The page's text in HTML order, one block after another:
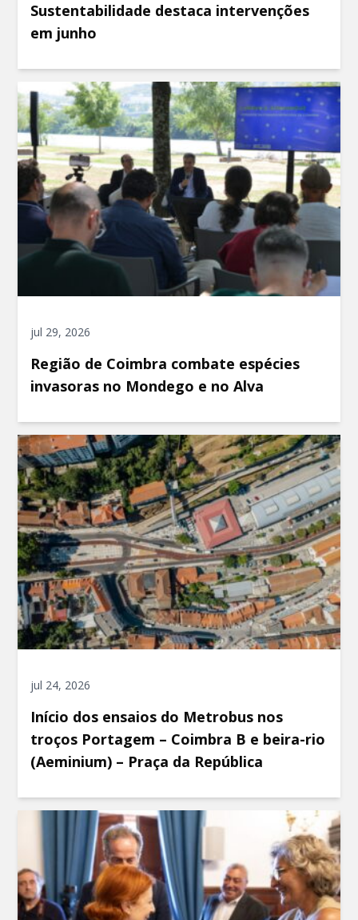
Sustentabilidade destaca intervenções
em junho
jul 29, 2026
Região de Coimbra combate espécies
invasoras no Mondego e no Alva
jul 24, 2026
Início dos ensaios do Metrobus nos
troços Portagem – Coimbra B e beira-rio
(Aeminium) – Praça da República